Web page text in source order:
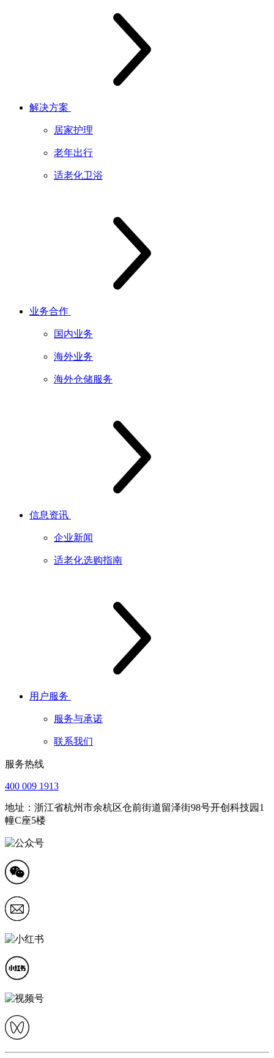
解决方案
居家护理
老年出行
适老化卫浴
业务合作
国内业务
海外业务
海外仓储服务
信息资讯
企业新闻
适老化选购指南
用户服务
服务与承诺
联系我们
服务热线
400 009 1913
地址：浙江省杭州市余杭区仓前街道留泽街98号开创科技园1
幢C座5楼